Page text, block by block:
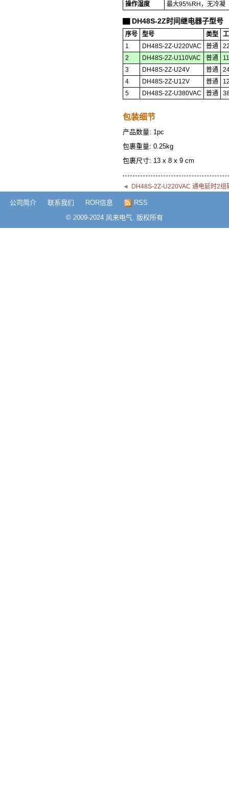
操作湿度
最大95%RH，无冷凝
DH48S-2Z时间继电器子型号
序号 型号 类型
1
DH48S-2Z-U220VAC 普通
2
DH48S-2Z-U110VAC 普通
3
DH48S-2Z-U24V 普通
4
DH48S-2Z-U12V 普通
5
DH48S-2Z-U380VAC 普通
包装细节
产品数量: 1pc
包裹重量: 0.25kg
包裹尺寸: 13 x 8 x 9 cm
◄ DH48S-2Z-U220VAC 通电延时2组
公司简介 联系我们 ROR信息
RSS
© 2009-2024 风来电气. 版权所有